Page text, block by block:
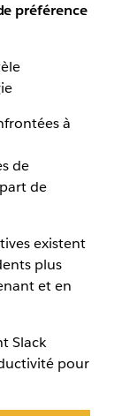
préférence
à
de
de
existent
plus
et en
Slack
pour